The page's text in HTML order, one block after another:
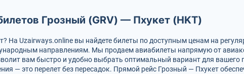
Грозный (GRV) — Пхукет (HKT)
На Uzairways.online вы найдете билеты по доступным ценам на
направлениям. Мы продаем авиабилеты напрямую от
вам быстро и удобно выбрать оптимальный вариант для вашего
— это перелет без пересадок. Прямой рейс Грозный — Пхукет